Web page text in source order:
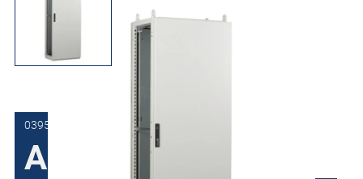
0395-8010-40-17
Anreihschrank